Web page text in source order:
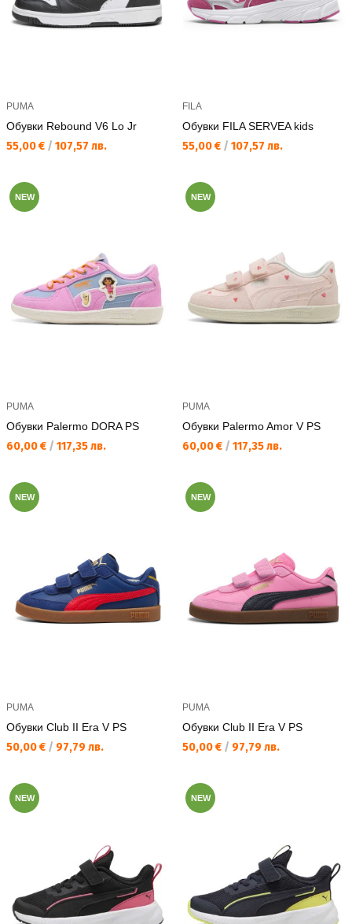
PUMA
Обувки Rebound V6 Lo Jr
Текуща цена:
55,00 € / 107,57 лв.
FILA
Обувки FILA SERVEA kids
Текуща цена:
55,00 € / 107,57 лв.
NEW
PUMA
Обувки Palermo DORA PS
Текуща цена:
60,00 € / 117,35 лв.
NEW
PUMA
Обувки Palermo Amor V PS
Текуща цена:
60,00 € / 117,35 лв.
NEW
PUMA
Обувки Club II Era V PS
Текуща цена:
50,00 € / 97,79 лв.
NEW
PUMA
Обувки Club II Era V PS
Текуща цена:
50,00 € / 97,79 лв.
NEW NEW